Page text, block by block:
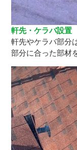
軒先・ケラバ設置
軒先やケラバ部分
部分に合った部材